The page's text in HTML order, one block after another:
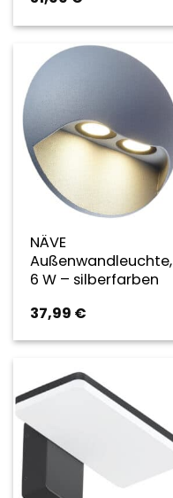
NÄVE
Außenwandleuchte,
6 W – silberfarben
37,99 €